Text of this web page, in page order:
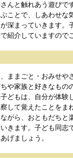
んと触れあう遊びで
ことで、しあわせな
深まっていきます。
紹介していますので
ままごと・おみせや
や家族と好きなもの
どもは、自分が体験
して覚えたことをま
がら、おともだちと
きます。子ども同志
げましょう。